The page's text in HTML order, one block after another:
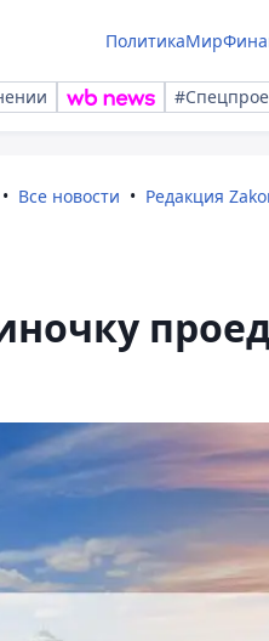
ПолитикаМир
Все новости Редакция